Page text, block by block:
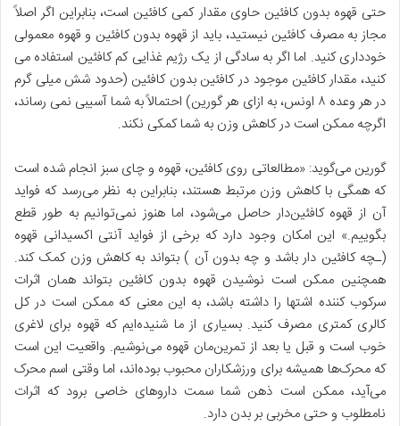
حتی قهوه بدون کافئین حاوی مقدار کمی کافئین است، بنابراین اگر اصلاً
مجاز به مصرف کافئین نیستید، باید از قهوه بدون کافئین و قهوه معمولی
خودداری کنید. اما اگر به سادگی از یک رژیم غذایی کم کافئین استفاده می
کنید، مقدار کافئین موجود در کافئین بدون کافئین (حدود شش میلی گرم
در هر وعده ۸ اونس، به ازای هر گورین) احتمالاً به شما آسیبی نمی رساند،
اگرچه ممکن است در کاهش وزن به شما کمکی نکند.
گورین می‌گوید: «مطالعاتی روی کافئین، قهوه و چای سبز انجام شده است
که همگی با کاهش وزن مرتبط هستند، بنابراین به نظر می‌رسد که فواید
آن از قهوه کافئین‌دار حاصل می‌شود، اما هنوز نمی‌توانیم به طور قطع
بگوییم.» این امکان وجود دارد که برخی از فواید آنتی اکسیدانی قهوه
(ـچه کافئین دار باشد و چه بدون آن ) بتواند به کاهش وزن کمک کند.
همچنین ممکن است نوشیدن قهوه بدون کافئین بتواند همان اثرات
سرکوب کننده اشتها را داشته باشد، به این معنی که ممکن است در کل
کالری کمتری مصرف کنید. بسیاری از ما شنیده‌ایم که قهوه برای لاغری
خوب است و قبل یا بعد از تمرین‌مان قهوه می‌نوشیم. واقعیت این است
که محرک‌ها همیشه برای ورزشکاران محبوب بوده‌اند، اما وقتی اسم محرک
می‌آید، ممکن است ذهن شما سمت داروهای خاصی برود که اثرات
نامطلوب و حتی مخربی بر بدن دارد.